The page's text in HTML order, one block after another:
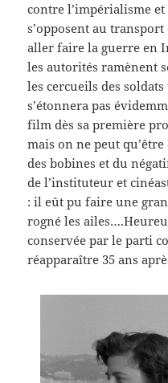
contre l’impérialisme
s’opposent au
aller faire la guerre en
les autorités ramènent
les cercueils des
s’étonnera pas
film dès sa première
mais on ne peut
des bobines et du
de l’instituteur et
: il eût pu faire une
rogné les
conservée par le parti
réapparaître 35 ans